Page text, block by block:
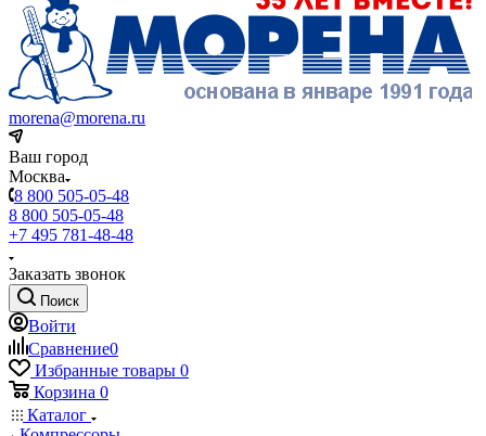
morena@morena.ru
Ваш город
Москва
8 800 505-05-48
8 800 505-05-48
+7 495 781-48-48
Заказать звонок
Поиск
Войти
Сравнение0
Избранные товары 0
Корзина 0
Каталог